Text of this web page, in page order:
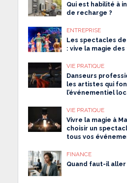
Qui est habilité à
de recharge ?
ENTREPRISE
Les spectacles
: vive la magie
VIE PRATIQUE
Danseurs
les artistes qui
l’événementiel
VIE PRATIQUE
Vivre la magie à
choisir un
tous vos
FINANCE
Quand faut-il